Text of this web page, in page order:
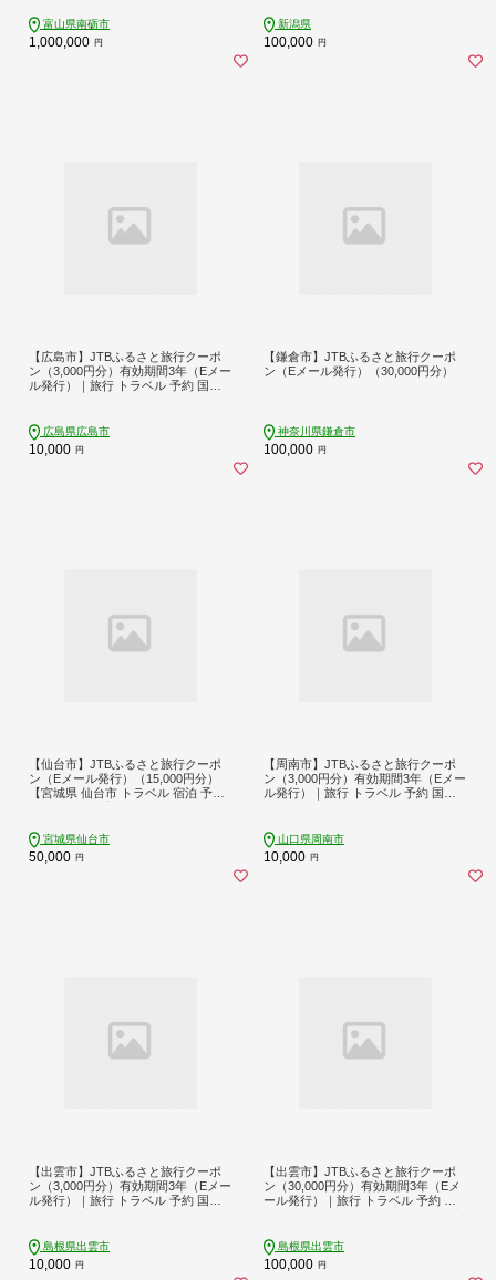
ット 子供 子連れ カップル 家族 人気
おすすめ 旅行クーポン 店頭 オンラ
イン ネット予約 電話 有効期間3年
富山県南砺市
1,000,000 円
新潟県
100,000 円
【広島市】JTBふるさと旅行クーポ
ン（3,000円分）有効期間3年（Eメー
ル発行）｜旅行 トラベル 予約 国内
ト 子供 子連れ カップル 家族 人気 お
すすめ 旅行クーポン 店頭 オンライ
ン ネット予約 電話 有効期間3年
広島県広島市
10,000 円
【鎌倉市】JTBふるさと旅行クーポ
ン（Eメール発行）（30,000円分）
神奈川県鎌倉市
100,000 円
【仙台市】JTBふるさと旅行クーポ
ン（Eメール発行）（15,000円分）
【宮城県 仙台市 トラベル 宿泊 予約
宮城県仙台市
50,000 円
【周南市】JTBふるさと旅行クーポ
ン（3,000円分）有効期間3年（Eメー
ル発行）｜旅行 トラベル 予約 国内
供 子連れ カップル 家族 人気 おすす
め 旅行クーポン 店頭 オンライン ネ
ット予約 電話 有効期間3年
山口県周南市
10,000 円
【出雲市】JTBふるさと旅行クーポ
ン（3,000円分）有効期間3年（Eメー
ル発行）｜旅行 トラベル 予約 国内
ト 子供 子連れ カップル 家族 人気 お
すすめ 旅行クーポン 店頭 オンライ
ン ネット予約 電話 有効期間3年
島根県出雲市
10,000 円
【出雲市】JTBふるさと旅行クーポ
ン（30,000円分）有効期間3年（Eメ
ール発行）｜旅行 トラベル 予約 国
ット 子供 子連れ カップル 家族 人気
おすすめ 旅行クーポン 店頭 オンラ
イン ネット予約 電話 有効期間3年
島根県出雲市
100,000 円